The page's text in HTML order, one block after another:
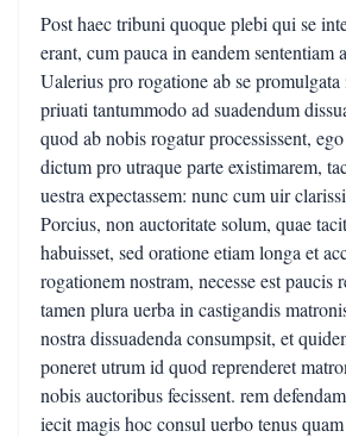
Post haec tribuni quoque plebi qui se
erant, cum pauca in eandem sententiam
Ualerius pro rogatione ab se promulgata
priuati tantummodo ad suadendum
quod ab nobis rogatur processissent,
dictum pro utraque parte existimarem,
uestra expectassem: nunc cum uir
Porcius, non auctoritate solum, quae
habuisset, sed oratione etiam longa et
rogationem nostram, necesse est paucis
tamen plura uerba in castigandis
nostra dissuadenda consumpsit, et
poneret utrum id quod reprenderet
nobis auctoribus fecissent. rem
iecit magis hoc consul uerbo tenus